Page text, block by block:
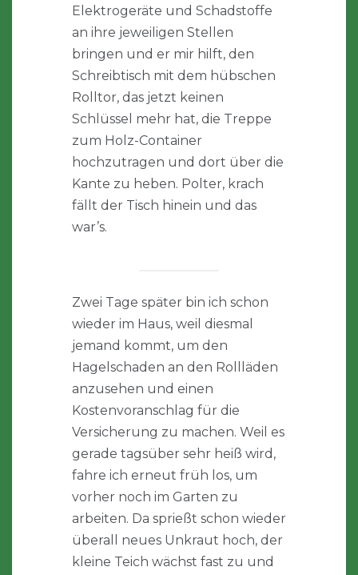
Elektrogeräte und Schadstoffe
an ihre jeweiligen Stellen
bringen und er mir hilft, den
Schreibtisch mit dem hübschen
Rolltor, das jetzt keinen
Schlüssel mehr hat, die Treppe
zum Holz-Container
hochzutragen und dort über die
Kante zu heben. Polter, krach
fällt der Tisch hinein und das
war’s.
Zwei Tage später bin ich schon
wieder im Haus, weil diesmal
jemand kommt, um den
Hagelschaden an den Rollläden
anzusehen und einen
Kostenvoranschlag für die
Versicherung zu machen. Weil es
gerade tagsüber sehr heiß wird,
fahre ich erneut früh los, um
vorher noch im Garten zu
arbeiten. Da sprießt schon wieder
überall neues Unkraut hoch, der
kleine Teich wächst fast zu und